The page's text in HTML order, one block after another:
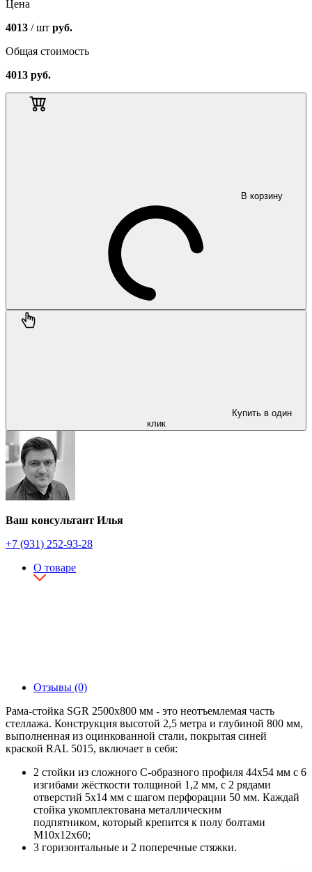
Цена
4013 / шт руб.
Общая стоимость
4013 руб.
В корзину
Купить в один
клик
Ваш консультант Илья
+7 (931) 252-93-28
О товаре
Отзывы (0)
Рама-стойка SGR 2500х800 мм - это неотъемлемая часть
стеллажа. Конструкция высотой 2,5 метра и глубиной 800 мм,
выполненная из оцинкованной стали, покрытая синей
краской RAL 5015, включает в себя:
2 стойки из сложного С-образного профиля 44х54 мм с 6
изгибами жёсткости толщиной 1,2 мм, с 2 рядами
отверстий 5х14 мм с шагом перфорации 50 мм. Каждай
стойка укомплектована металлическим
подпятником, который крепится к полу болтами
М10х12х60;
3 горизонтальные и 2 поперечные стяжки.